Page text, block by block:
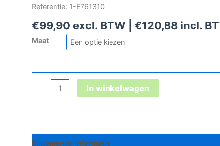
Referentie: 1-E761310
€99,90 excl. BTW | €120,88 incl.
Maat
Esd
S2
In winkelwagen
Bijkomende informatie